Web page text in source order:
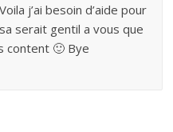
j’ai besoin d’aide pour
serait gentil a vous que
content 🙂 Bye